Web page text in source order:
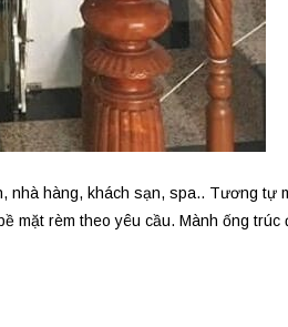
nhà hàng, khách sạn, spa.. Tương
mặt rèm theo yêu cầu. Mành ống